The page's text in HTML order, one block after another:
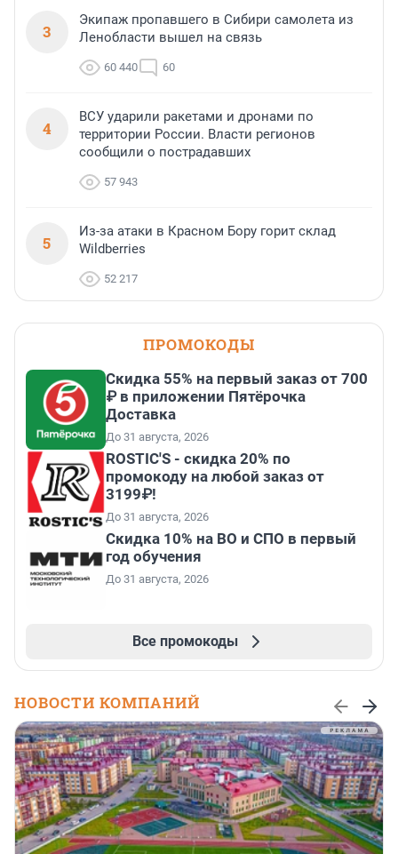
3
Экипаж пропавшего в Сибири самолета из
Ленобласти вышел на связь
60 440 60
4
ВСУ ударили ракетами и дронами по
территории России. Власти регионов
сообщили о пострадавших
57 943
5
Из-за атаки в Красном Бору горит склад
Wildberries
52 217
ПРОМОКОДЫ
Скидка 55% на первый заказ от 700
₽ в приложении Пятёрочка
Доставка
До 31 августа, 2026
ROSTIC'S - скидка 20% по
промокоду на любой заказ от
3199₽!
До 31 августа, 2026
Скидка 10% на ВО и СПО в первый
год обучения
До 31 августа, 2026
Все промокоды
НОВОСТИ КОМПАНИЙ